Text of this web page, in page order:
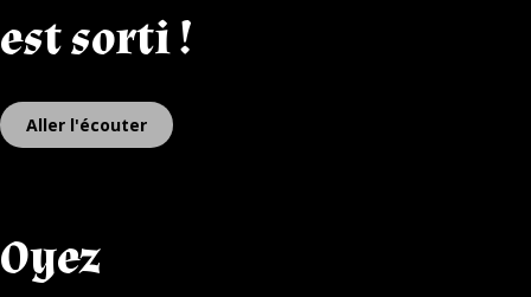
est sorti !
Aller l'écouter
Oyez